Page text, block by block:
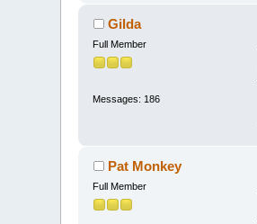
Gilda
Full Member
Messages: 186
Pat Monkey
Full Member